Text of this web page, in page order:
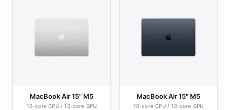
MacBook Air 15" M5
10-core CPU / 10-core GPU
MacBook Air 15" M5
10-core CPU / 10-core GPU